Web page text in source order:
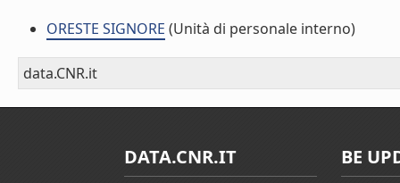
ORESTE SIGNORE (Unità di personale interno)
data.CNR.it
DATA.CNR.IT BE